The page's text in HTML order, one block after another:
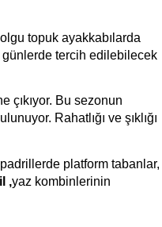
topuk ayakkabılarda
günlerde tercih edilebilecek
çıkıyor. Bu sezonun
Rahatlığı ve şıklığı
platform tabanlar,
,yaz kombinlerinin